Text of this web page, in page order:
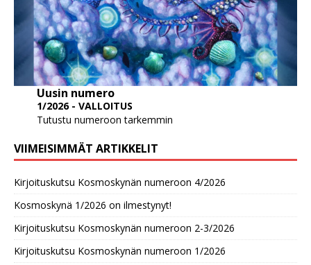
Uusin numero
1/2026 - VALLOITUS
Tutustu numeroon tarkemmin
VIIMEISIMMÄT ARTIKKELIT
Kirjoituskutsu Kosmoskynän numeroon 4/2026
Kosmoskynä 1/2026 on ilmestynyt!
Kirjoituskutsu Kosmoskynän numeroon 2-3/2026
Kirjoituskutsu Kosmoskynän numeroon 1/2026